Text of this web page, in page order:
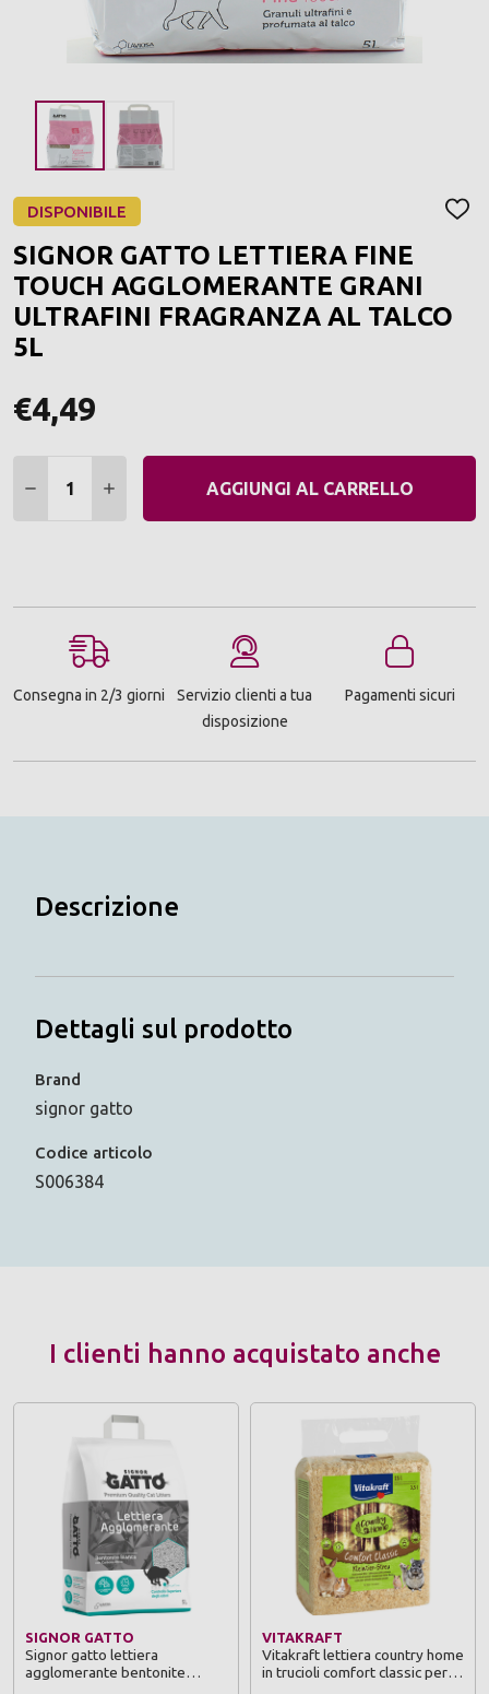
DISPONIBILE
SIGNOR GATTO LETTIERA FINE
TOUCH AGGLOMERANTE GRANI
ULTRAFINI FRAGRANZA AL TALCO
5L
€4,49
DIMINUIRE QUANTITÀ:
AUMENTARE QUANTITÀ:
AGGIUNGI AL CARRELLO
Consegna in 2/3 giorni
Servizio clienti a tua
disposizione
Pagamenti sicuri
Descrizione
Dettagli sul prodotto
Brand
signor gatto
Codice articolo
S006384
I clienti hanno acquistato anche
SIGNOR GATTO
Signor gatto lettiera
agglomerante bentonite
VITAKRAFT
Vitakraft lettiera country home
in trucioli comfort classic per